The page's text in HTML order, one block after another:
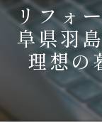
リフォ
阜県羽
理想の